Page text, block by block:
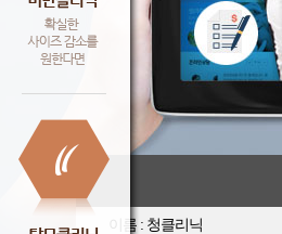
이름 : 청클리닉